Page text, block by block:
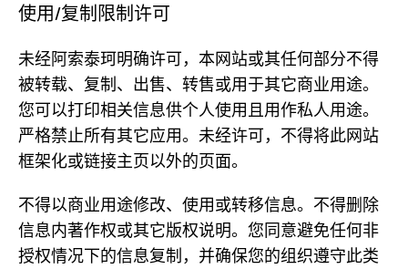
使用/复制限制许可
未经阿索泰珂明确许可，本网站或其任何部分不得
被转载、复制、出售、转售或用于其它商业用途。
您可以打印相关信息供个人使用且用作私人用途。
严格禁止所有其它应用。未经许可，不得将此网站
框架化或链接主页以外的页面。
不得以商业用途修改、使用或转移信息。不得删除
信息内著作权或其它版权说明。您同意避免任何非
授权情况下的信息复制，并确保您的组织遵守此类